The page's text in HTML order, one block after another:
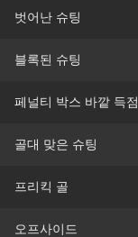
벗어난 슈팅
블록된 슈팅
페널티 박스 바깥 득점
골대 맞은 슈팅
프리킥 골
오프사이드